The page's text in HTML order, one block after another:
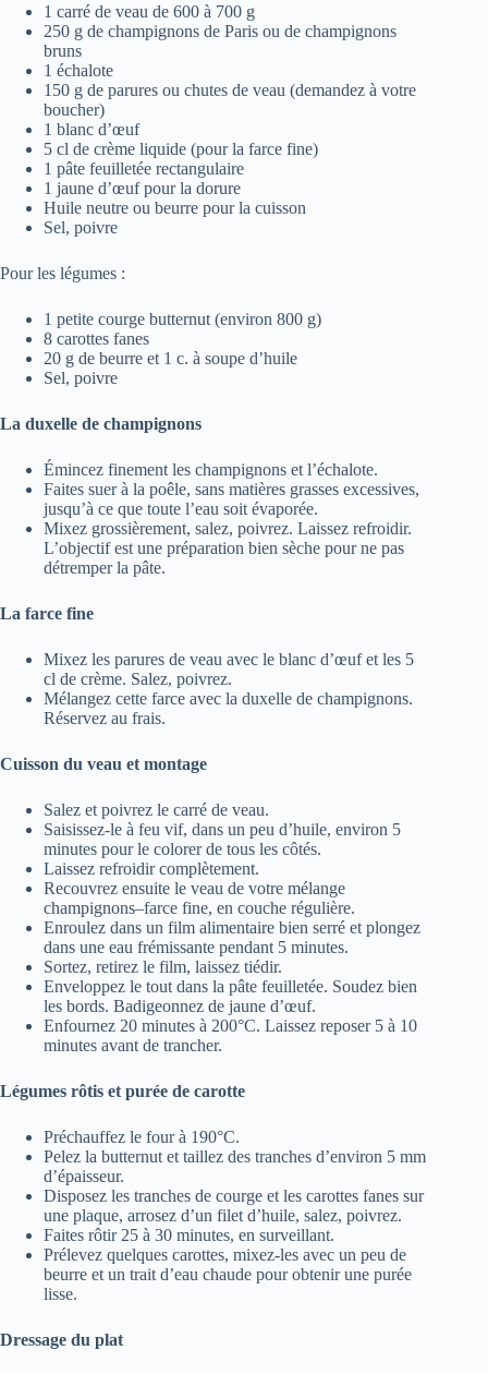
1 carré de veau de 600 à 700 g
250 g de champignons de Paris ou de champignons
bruns
1 échalote
150 g de parures ou chutes de veau (demandez à votre
boucher)
1 blanc d’œuf
5 cl de crème liquide (pour la farce fine)
1 pâte feuilletée rectangulaire
1 jaune d’œuf pour la dorure
Huile neutre ou beurre pour la cuisson
Sel, poivre
Pour les légumes :
1 petite courge butternut (environ 800 g)
8 carottes fanes
20 g de beurre et 1 c. à soupe d’huile
Sel, poivre
La duxelle de champignons
Émincez finement les champignons et l’échalote.
Faites suer à la poêle, sans matières grasses excessives,
jusqu’à ce que toute l’eau soit évaporée.
Mixez grossièrement, salez, poivrez. Laissez refroidir.
L’objectif est une préparation bien sèche pour ne pas
détremper la pâte.
La farce fine
Mixez les parures de veau avec le blanc d’œuf et les 5
cl de crème. Salez, poivrez.
Mélangez cette farce avec la duxelle de champignons.
Réservez au frais.
Cuisson du veau et montage
Salez et poivrez le carré de veau.
Saisissez-le à feu vif, dans un peu d’huile, environ 5
minutes pour le colorer de tous les côtés.
Laissez refroidir complètement.
Recouvrez ensuite le veau de votre mélange
champignons–farce fine, en couche régulière.
Enroulez dans un film alimentaire bien serré et plongez
dans une eau frémissante pendant 5 minutes.
Sortez, retirez le film, laissez tiédir.
Enveloppez le tout dans la pâte feuilletée. Soudez bien
les bords. Badigeonnez de jaune d’œuf.
Enfournez 20 minutes à 200°C. Laissez reposer 5 à 10
minutes avant de trancher.
Légumes rôtis et purée de carotte
Préchauffez le four à 190°C.
Pelez la butternut et taillez des tranches d’environ 5 mm
d’épaisseur.
Disposez les tranches de courge et les carottes fanes sur
une plaque, arrosez d’un filet d’huile, salez, poivrez.
Faites rôtir 25 à 30 minutes, en surveillant.
Prélevez quelques carottes, mixez-les avec un peu de
beurre et un trait d’eau chaude pour obtenir une purée
lisse.
Dressage du plat